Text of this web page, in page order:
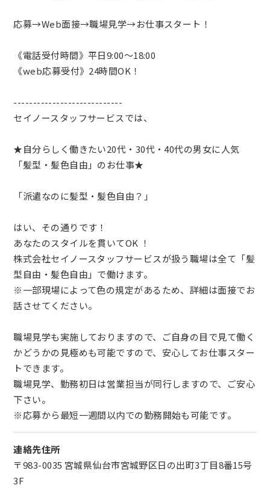
応募→Web面接→職場見学→お仕事スタート！
《電話受付時間》平日9:00～18:00
《web応募受付》24時間OK！
----------------------------
セイノースタッフサービスでは、
★自分らしく働きたい20代・30代・40代の男女に人気
「髪型・髪色自由」のお仕事★
「派遣なのに髪型・髪色自由？」
はい、その通りです！
あなたのスタイルを貫いてOK ！
株式会社セイノースタッフサービスが扱う職場は全て「髪
型自由・髪色自由」で働けます。
※一部現場によって色の規定があるため、詳細は面接でお
話させてください。
職場見学も実施しておりますので、ご自身の目で見て働く
かどうかの見極めも可能ですので、安心してお仕事スター
トできます。
職場見学、勤務初日は営業担当が同行しますので、ご安心
下さい。
※応募から最短一週間以内での勤務開始も可能です。
連絡先住所
〒983-0035 宮城県仙台市宮城野区日の出町3丁目8番15号
3F